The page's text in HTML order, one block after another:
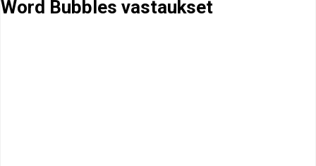
Word Bubbles vastaukset